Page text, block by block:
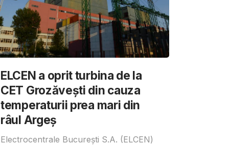
ELCEN a oprit turbina de la
CET Grozăvești din cauza
temperaturii prea mari din
râul Argeș
Electrocentrale București S.A. (ELCEN)